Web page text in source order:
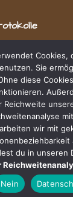
Cookies,
Sie
diese
Reichweite
wir mit
du in unseren
Nein